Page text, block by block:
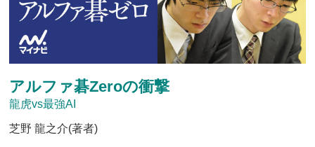
アルファ碁Zeroの衝撃
龍虎vs最強AI
芝野 龍之介(著者)